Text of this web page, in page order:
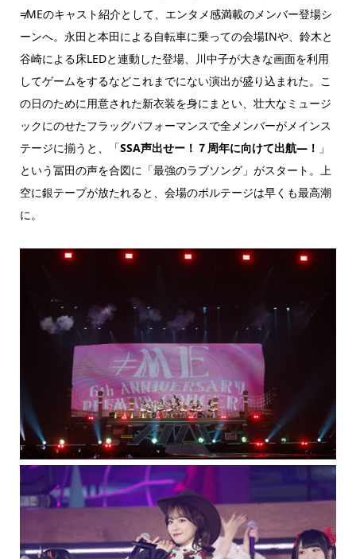
≠MEのキャスト紹介として、エンタメ感満載のメンバー登場シ
ーンへ。永田と本田による自転車に乗っての会場INや、鈴木と
谷崎による床LEDと連動した登場、川中子が大きな画面を利用
してゲームをするなどこれまでにない演出が盛り込まれた。こ
の日のために用意された新衣装を身にまとい、壮大なミュージ
ックにのせたフラッグパフォーマンスで全メンバーがメインス
テージに揃うと、「SSA声出せー！７周年に向けて出航―！ 」
という冨田の声を合図に「最強のラブソング」がスタート。上
空に銀テープが放たれると、会場のボルテージは早くも最高潮
に。